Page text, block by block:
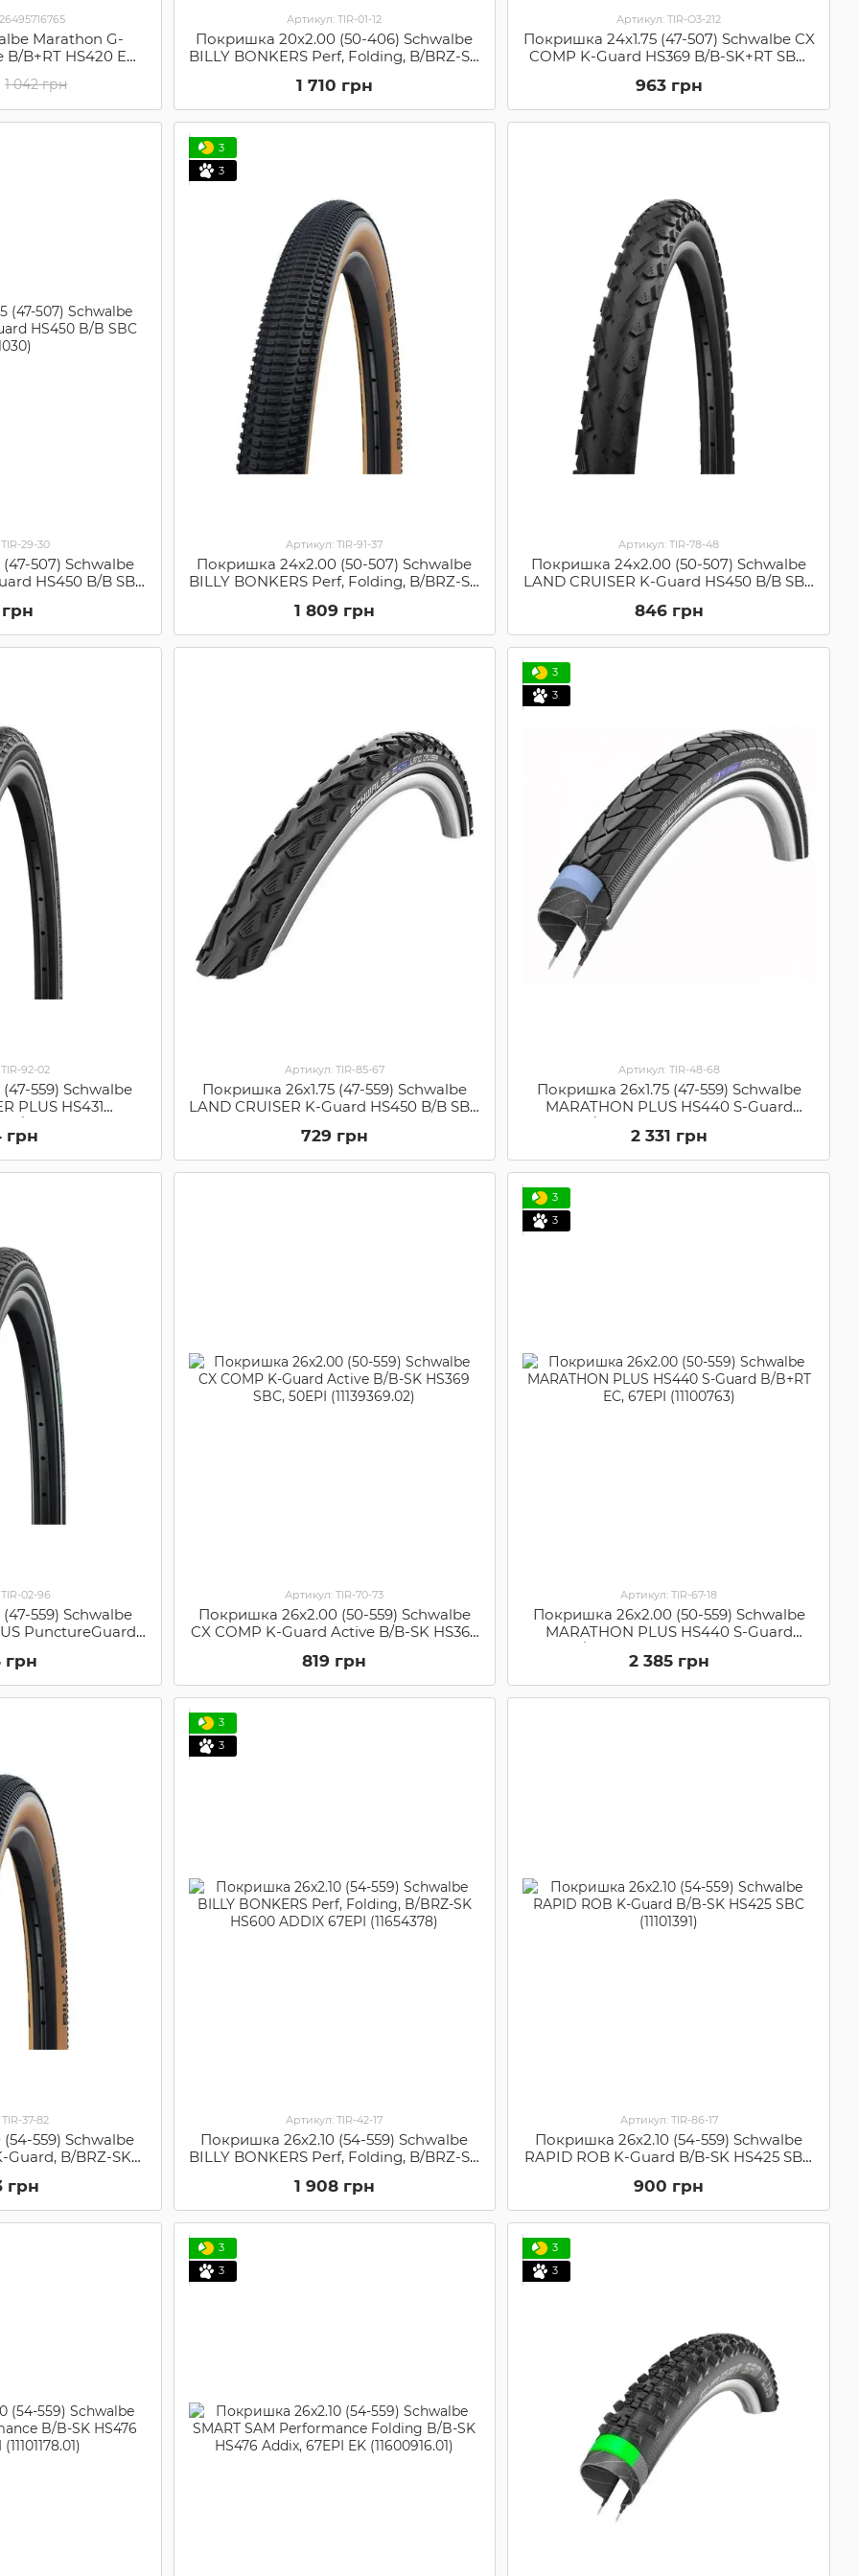
Marathon G-
B+RT HS420 EC,
1 042 грн
Артикул: TIR-01-12
Покришка 20x2.00 (50-406) Schwalbe
BILLY BONKERS Perf, Folding, B/BRZ-SK
1 710 грн
Артикул: TIR-O3-212
Покришка 24x1.75 (47-507) Schwalbe CX
COMP K-Guard HS369 B/B-SK+RT SBC,
963 грн
29-30
507) Schwalbe
HS450 B/B SBC
3
3
Артикул: TIR-91-37
Покришка 24x2.00 (50-507) Schwalbe
BILLY BONKERS Perf, Folding, B/BRZ-SK
1 809 грн
Артикул: TIR-78-48
Покришка 24x2.00 (50-507) Schwalbe
LAND CRUISER K-Guard HS450 B/B SBC
846 грн
92-02
559) Schwalbe
PLUS HS431
B+RT Green
грн
Артикул: TIR-85-67
Покришка 26x1.75 (47-559) Schwalbe
LAND CRUISER K-Guard HS450 B/B SBC
729 грн
3
3
Артикул: TIR-48-68
Покришка 26x1.75 (47-559) Schwalbe
MARATHON PLUS HS440 S-Guard
B/B+RT EC 31B (11100762)
2 331 грн
02-96
559) Schwalbe
PunctureGuard,
GREEN 50EPI
грн
Артикул: TIR-70-73
Покришка 26x2.00 (50-559) Schwalbe
CX COMP K-Guard Active B/B-SK HS369
819 грн
3
3
Артикул: TIR-67-18
Покришка 26x2.00 (50-559) Schwalbe
MARATHON PLUS HS440 S-Guard
B/B+RT EC, 67EPI (11100763)
2 385 грн
37-82
559) Schwalbe
Guard, B/BRZ-SK
грн
3
3
Артикул: TIR-42-17
Покришка 26x2.10 (54-559) Schwalbe
BILLY BONKERS Perf, Folding, B/BRZ-SK
1 908 грн
Артикул: TIR-86-17
Покришка 26x2.10 (54-559) Schwalbe
RAPID ROB K-Guard B/B-SK HS425 SBC
900 грн
3
3
3
3